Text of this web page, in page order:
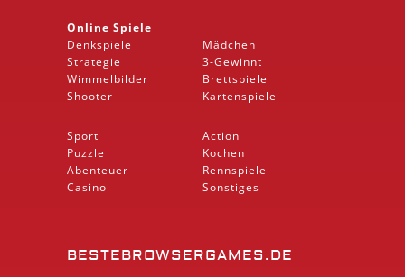
Online Spiele
Denkspiele
Strategie
Wimmelbilder
Shooter
Mädchen
3-Gewinnt
Brettspiele
Kartenspiele
Sport
Puzzle
Abenteuer
Casino
Action
Kochen
Rennspiele
Sonstiges
BESTEBROWSERGAMES.DE